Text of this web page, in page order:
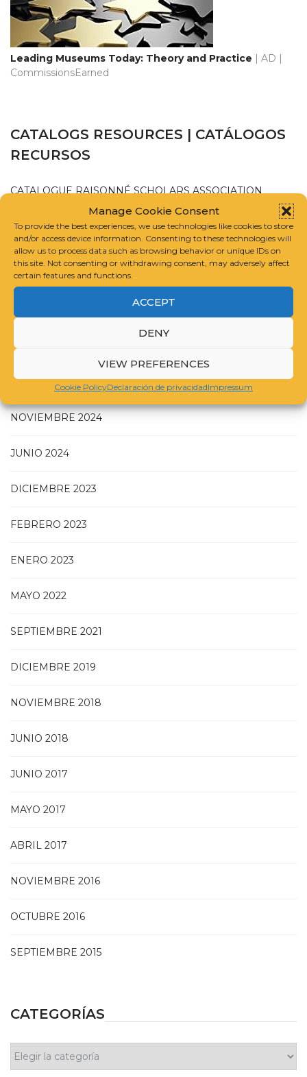
Manage Cookie Consent
To provide the best experiences, we use technologies like cookies to store
and/or access device information. Consenting to these technologies will
allow us to process data such as browsing behavior or unique IDs on
this site. Not consenting or withdrawing consent, may adversely affect
certain features and functions.
ACCEPT
DENY
VIEW PREFERENCES
Cookie PolicyDeclaración de privacidadImpressum
Leading Museums Today: Theory and Practice | AD |
CommissionsEarned
CATALOGS RESOURCES | CATÁLOGOS
RECURSOS
CATALOGUE RAISONNÉ SCHOLARS ASSOCIATION
INTERNATIONAL FOUNDATION FOR ART RESEARCH
GUIDELINES FOR COMPILING A CATALOGUE RAISONNÉ
JULIO 2025
MAYO 2025
NOVIEMBRE 2024
JUNIO 2024
DICIEMBRE 2023
FEBRERO 2023
ENERO 2023
MAYO 2022
SEPTIEMBRE 2021
DICIEMBRE 2019
NOVIEMBRE 2018
JUNIO 2018
JUNIO 2017
MAYO 2017
ABRIL 2017
NOVIEMBRE 2016
OCTUBRE 2016
SEPTIEMBRE 2015
CATEGORÍAS